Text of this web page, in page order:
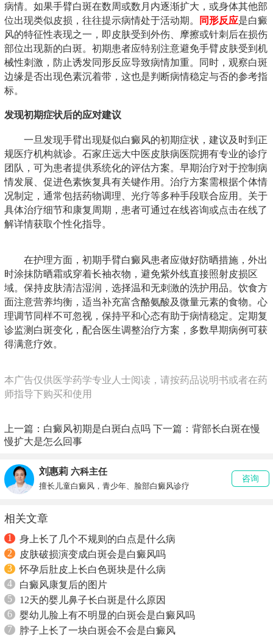
病情。如果手臂白斑在数周或数月内逐渐扩大，或身体其他部
位出现类似皮损，往往提示病情处于活动期。
同形反应是白癜
风的特征性表现之一，即皮肤受到外伤、摩擦或针刺后在损伤
部位出现新的白斑。初期患者应特别注意避免手臂皮肤受到机
械性刺激，防止诱发同形反应导致病情加重。同时，观察白斑
边缘是否出现色素沉着带，这也是判断病情稳定与否的参考指
标。
发现初期症状后的应对建议
一旦发现手臂出现疑似白癜风的初期症状，建议及时到正
规医疗机构就诊。石家庄远大中医皮肤病医院拥有专业的诊疗
团队，可为患者提供系统化的评估方案。早期治疗对于控制病
情发展、促进色素恢复具有关键作用。治疗方案需根据个体情
况制定，通常包括药物调理、光疗等多种手段联合应用。关于
具体治疗细节和康复周期，患者可通过在线咨询或点击在线了
解详情获取个性化指导。
在护理方面，初期手臂白癜风患者应做好防晒措施，外出
时涂抹防晒霜或穿着长袖衣物，避免紫外线直接照射皮损区
域。保持皮肤清洁湿润，选择温和无刺激的洗护用品。饮食方
面注意营养均衡，适当补充富含酪氨酸及微量元素的食物。心
理调节同样不可忽视，保持平和心态有助于病情稳定。定期复
诊监测白斑变化，配合医生调整治疗方案，多数早期病例可获
得满意疗效。
本广告仅供医学药学专业人士阅读，请按药品说明书或者在药
师指导下购买和使用
上一篇： 白癜风初期是白斑白点吗 下一篇： 背部长白斑在慢
慢扩大是怎么回事
刘惠莉 六科主任
擅长儿童白癜风，青少年、脸部白癜风诊疗
咨询
相关文章
1
身上长了几个不规则的白点是什么病
2
皮肤破损演变成白斑会是白癜风吗
3
怀孕后肚皮上长白色斑块是什么病
4
白癜风康复后的图片
5
12天的婴儿鼻子长白斑是什么原因
6
婴幼儿脸上有不明显的白斑会是白癜风吗
7
脖子上长了一块白斑会不会是白癜风